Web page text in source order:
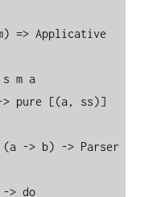
=> Applicative